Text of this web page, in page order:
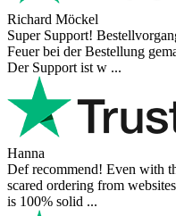
Richard Möckel
Super Support!
Feuer bei der Bestellung
Der Support ist w ...
Hanna
Def recommend! Even with
scared ordering from
is 100% solid ...